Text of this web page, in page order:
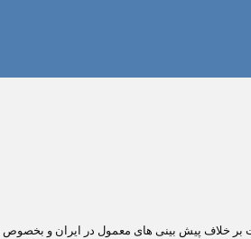
خلاف پیش بینی های معمول در ایران و بخصوص